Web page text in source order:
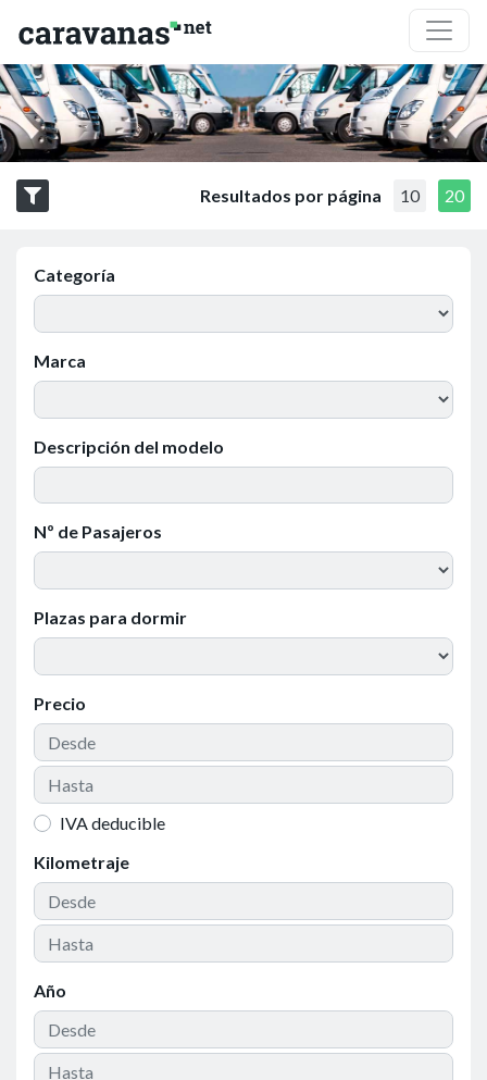
Resultados por página 10 20
Categoría
Marca
Descripción del modelo
Nº de Pasajeros
Plazas para dormir
Precio
IVA deducible
Kilometraje
Año